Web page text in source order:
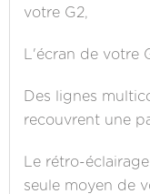
votre G2,
L'écran de votre
Des lignes
recouvrent une
Le rétro-
seule moyen de